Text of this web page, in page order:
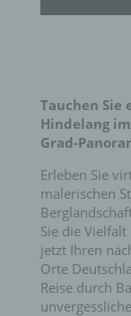
Tauchen Sie
Hindelang
Grad-
Erleben Sie
malerischen
Sie die
jetzt Ihren
Orte
Reise durch